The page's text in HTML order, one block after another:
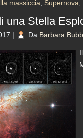
massiccia Supernova
una Stella
| Da Barbara